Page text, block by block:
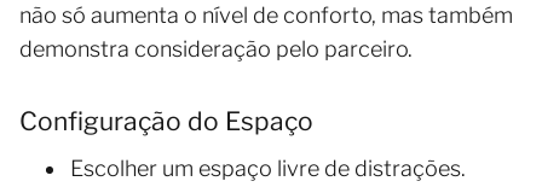
não só aumenta o nível de conforto, mas também
demonstra consideração pelo parceiro.
Configuração do Espaço
Escolher um espaço livre de distrações.